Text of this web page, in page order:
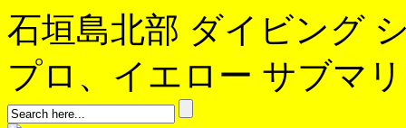
石垣島北部 ダイビング
プロ、イエロー サブマ